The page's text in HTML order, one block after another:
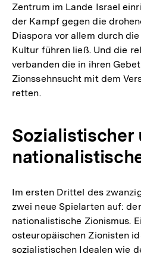
Zentrum im Lande Israel
der Kampf gegen die
Diaspora vor allem durch
Kultur führen ließ. Und die
verbanden die in ihren
Zionssehnsucht mit dem
retten.
Sozialistischer
Im ersten Drittel des
zwei neue Spielarten auf:
nationalistische Zionismus.
osteuropäischen Zionisten
sozialistischen Idealen wie